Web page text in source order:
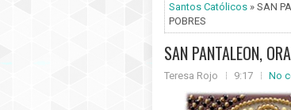
Santos Católicos » SAN
POBRES
SAN PANTALEON,
Teresa Rojo 9:17 No